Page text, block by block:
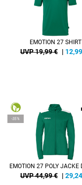
EMOTION 27 SHIRT
UVP 19,99 € | 12,99
-35%
EMOTION 27 POLY JACKE
UVP 44,99 € | 29,24